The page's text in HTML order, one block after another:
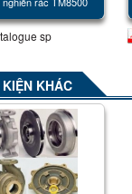
sp
KIỆN KHÁC